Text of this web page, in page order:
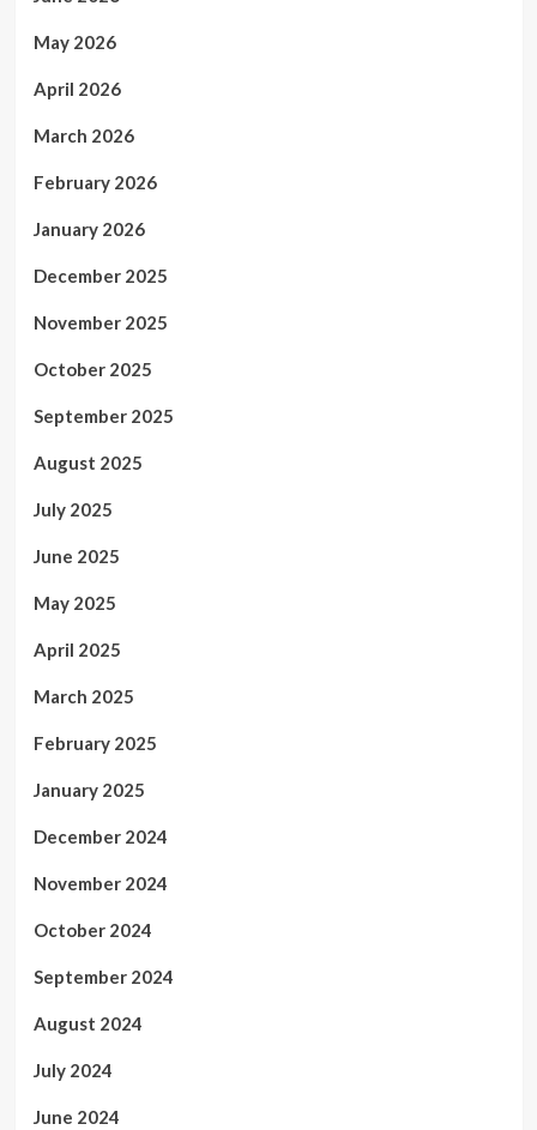
May 2026
April 2026
March 2026
February 2026
January 2026
December 2025
November 2025
October 2025
September 2025
August 2025
July 2025
June 2025
May 2025
April 2025
March 2025
February 2025
January 2025
December 2024
November 2024
October 2024
September 2024
August 2024
July 2024
June 2024